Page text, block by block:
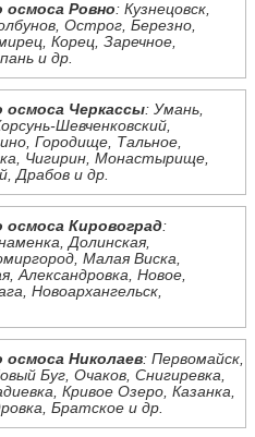
Ровно: Кузнецовск,
Острог, Березно,
Корец, Заречное,
и др.
Черкассы: Умань,
Шевченковский,
Городище, Тальное,
Чигирин, Монастырище,
Драбов и др.
Кировоград:
Долинская,
Малая Виска,
Александровка, Новое,
Новоархангельск,
Николаев: Первомайск,
Буг, Очаков, Снигиревка,
Кривое Озеро, Казанка,
Братское и др.